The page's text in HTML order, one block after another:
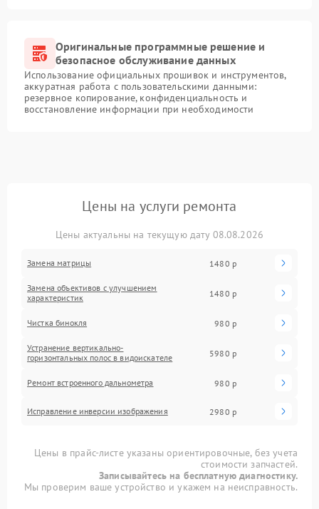
Оригинальные программные решение и
безопасное обслуживание данных
Использование официальных прошивок и инструментов,
аккуратная работа с пользовательскими данными:
резервное копирование, конфиденциальность и
восстановление информации при необходимости
Цены на услуги ремонта
Цены актуальны на текущую дату 08.08.2026
Замена матрицы 1480 р
Замена объективов с улучшением
характеристик
1480 р
Чистка бинокля 980 р
Устранение вертикально-
горизонтальных полос в видоискателе
5980 р
Ремонт встроенного дальнометра 980 р
Исправление инверсии изображения 2980 р
Цены в прайс-листе указаны ориентировочные, без учета
стоимости запчастей.
Записывайтесь на бесплатную диагностику.
Мы проверим ваше устройство и укажем на неисправность.